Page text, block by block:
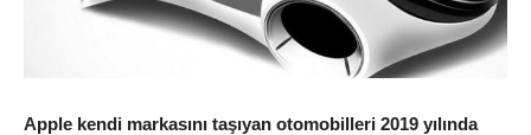
Apple kendi markasını taşıyan otomobilleri 2019 yılında